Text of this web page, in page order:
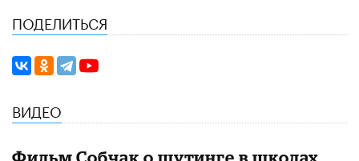
ПОДЕЛИТЬСЯ
ВИДЕО
Фильм Собчак о шутинге в школах